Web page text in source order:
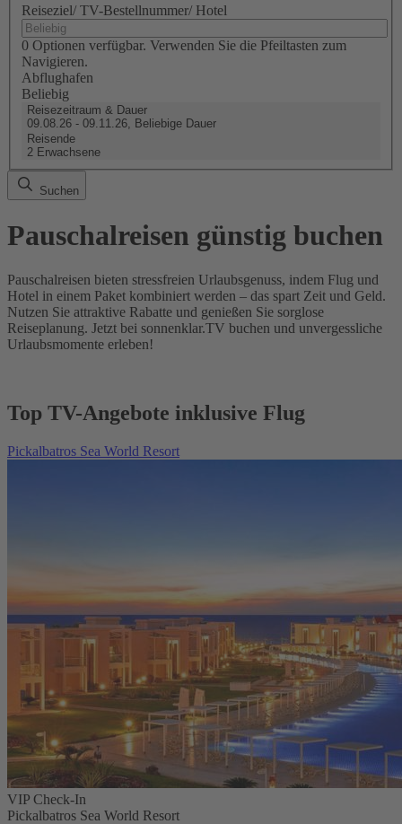
Reiseziel/ TV-Bestellnummer/ Hotel
0 Optionen verfügbar. Verwenden Sie die Pfeiltasten zum
Navigieren.
Abflughafen
Beliebig
Reisezeitraum & Dauer
09.08.26 - 09.11.26, Beliebige Dauer
Reisende
2 Erwachsene
Suchen
Pauschalreisen günstig buchen
Pauschalreisen bieten stressfreien Urlaubsgenuss, indem Flug und
Hotel in einem Paket kombiniert werden – das spart Zeit und Geld.
Nutzen Sie attraktive Rabatte und genießen Sie sorglose
Reiseplanung. Jetzt bei sonnenklar.TV buchen und unvergessliche
Urlaubsmomente erleben!
Top TV-Angebote inklusive Flug
Pickalbatros Sea World Resort
VIP Check-In
Pickalbatros Sea World Resort